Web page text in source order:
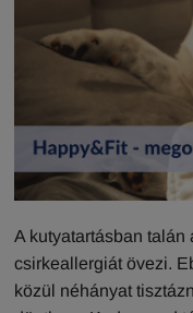
A kutyatartásban talán
csirkeallergiát övezi.
közül néhányat